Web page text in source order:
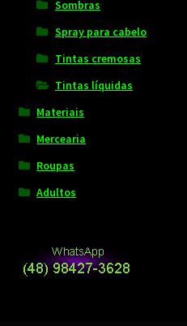
Sombras
Spray para cabelo
Tintas cremosas
Tintas líquidas
Materiais
Mercearia
Roupas
Adultos